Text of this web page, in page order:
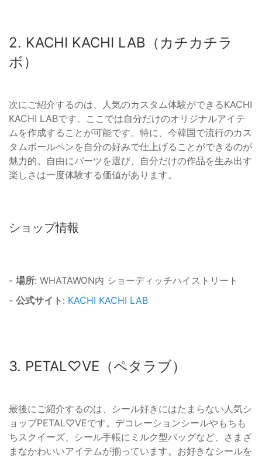
2. KACHI KACHI LAB（カチカチラ
ボ）
次にご紹介するのは、人気のカスタム体験ができるKACHI
KACHI LABです。ここでは自分だけのオリジナルアイテ
ムを作成することが可能です。特に、今韓国で流行のカス
タムボールペンを自分の好みで仕上げることができるのが
魅力的。自由にパーツを選び、自分だけの作品を生み出す
楽しさは一度体験する価値があります。
ショップ情報
- 場所: WHATAWON内 ショーディッチハイストリート
- 公式サイト : KACHI KACHI LAB
3. PETAL♡VE（ペタラブ）
最後にご紹介するのは、シール好きにはたまらない人気シ
ョップPETAL♡VEです。デコレーションシールやもちも
ちスクイーズ、シール手帳にミルク型バッグなど、さまざ
まなかわいいアイテムが揃っています。お好きなシールを